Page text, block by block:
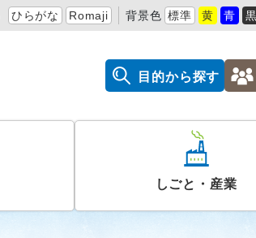
ひらがな Romaji 背景色 標準 黄 青 黒
目的から探す
しごと・産業